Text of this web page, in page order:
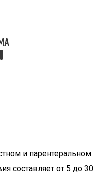
и парентеральном
составляет от 5 до 30